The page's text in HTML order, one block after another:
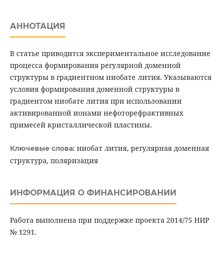
АННОТАЦИЯ
В статье приводится экспериментальное исследование
процесса формирования регулярной доменной
структуры в градиентном ниобате лития. Указываются
условия формирования доменной структуры в
градиентом ниобате лития при использовании
активированной ионами нефоторефрактивных
примесей кристаллической пластины.
Ключевые слова: ниобат лития, регулярная доменная
структура, поляризация
ИНФОРМАЦИЯ О ФИНАНСИРОВАНИИ
Работа выполнена при поддержке проекта 2014/75 НИР
№ 1291.